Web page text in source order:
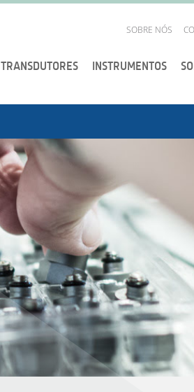
SOBRE NÓS
TRANSDUTORES INSTRUMENTOS